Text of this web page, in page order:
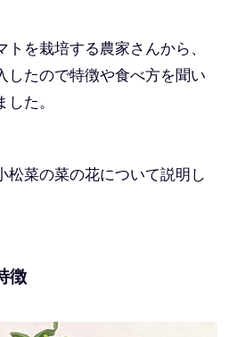
を栽培する農家さんから、
したので特徴や食べ方を聞い
た。
松菜の菜の花について説明し
徴